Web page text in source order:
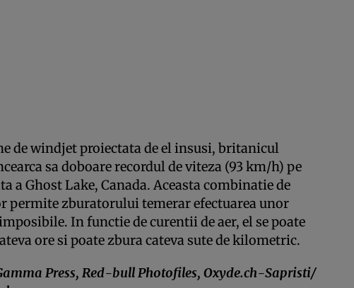
de windjet proiectata de el insusi, britanicul
sa doboare recordul de viteza (93 km/h) pe
a Ghost Lake, Canada. Aceasta combinatie de
permite zburatorului temerar efectuarea unor
In functie de curentii de aer, el se poate
ore si poate zbura cateva sute de kilometric.
Press, Red-bull Photofiles, Oxyde.ch-Sapristi/